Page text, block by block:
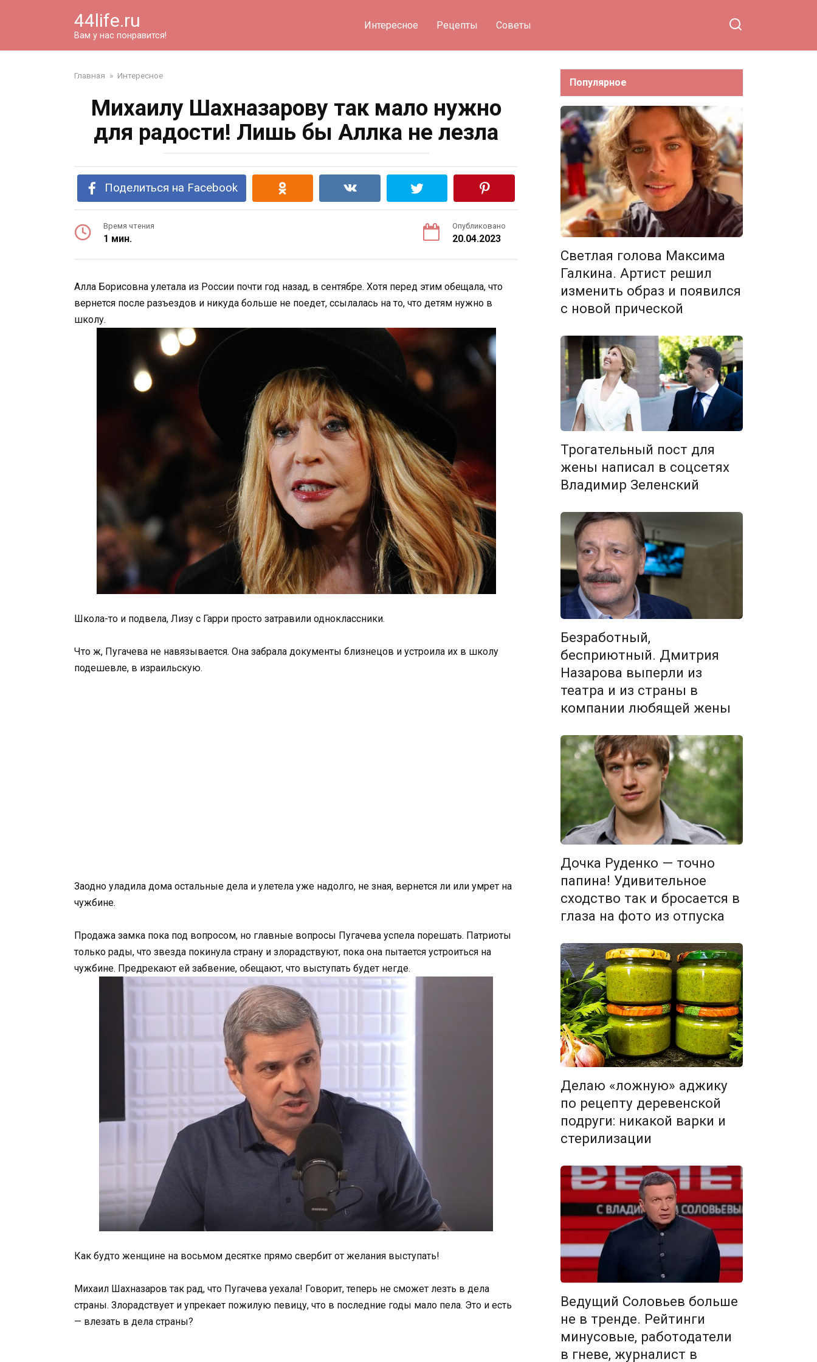
44life.ru
Вам у нас понравится!
Интересное Рецепты Советы
Главная » Интересное
Михаилу Шахназарову так мало нужно
для радости! Лишь бы Аллка не лезла
Поделиться на Facebook
Время чтения
1 мин.
Опубликовано
20.04.2023
Алла Борисовна улетала из России почти год назад, в сентябре. Хотя перед этим обещала, что
вернется после разъездов и никуда больше не поедет, ссылалась на то, что детям нужно в
школу.
Школа-то и подвела, Лизу с Гарри просто затравили одноклассники.
Что ж, Пугачева не навязывается. Она забрала документы близнецов и устроила их в школу
подешевле, в израильскую.
Заодно уладила дома остальные дела и улетела уже надолго, не зная, вернется ли или умрет на
чужбине.
Продажа замка пока под вопросом, но главные вопросы Пугачева успела порешать. Патриоты
только рады, что звезда покинула страну и злорадствуют, пока она пытается устроиться на
чужбине. Предрекают ей забвение, обещают, что выступать будет негде.
Как будто женщине на восьмом десятке прямо свербит от желания выступать!
Михаил Шахназаров так рад, что Пугачева уехала! Говорит, теперь не сможет лезть в дела
страны. Злорадствует и упрекает пожилую певицу, что в последние годы мало пела. Это и есть
— влезать в дела страны?
Популярное
Светлая голова Максима
Галкина. Артист решил
изменить образ и появился
с новой прической
Трогательный пост для
жены написал в соцсетях
Владимир Зеленский
Безработный,
бесприютный. Дмитрия
Назарова выперли из
театра и из страны в
компании любящей жены
Дочка Руденко — точно
папина! Удивительное
сходство так и бросается в
глаза на фото из отпуска
Делаю «ложную» аджику
по рецепту деревенской
подруги: никакой варки и
стерилизации
Ведущий Соловьев больше
не в тренде. Рейтинги
минусовые, работодатели
в гневе, журналист в